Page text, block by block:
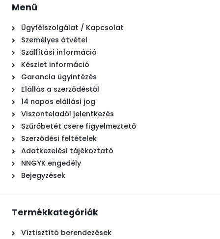
Menü
Ügyfélszolgálat / Kapcsolat
Személyes átvétel
Szállítási információ
Készlet információ
Garancia ügyintézés
Elállás a szerződéstől
14 napos elállási jog
Viszonteladói jelentkezés
Szűrőbetét csere figyelmeztető
Szerződési feltételek
Adatkezelési tájékoztató
NNGYK engedély
Bejegyzések
Termékkategóriák
Víztisztító berendezések